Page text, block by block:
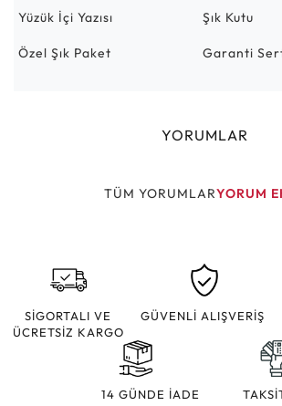
Yüzük İçi Yazısı Şık Kutu
Özel Şık Paket Garanti
YORUMLAR
TÜM YORUMLARYORUM
SİGORTALI VE
ÜCRETSİZ KARGO
GÜVENLİ ALIŞVERİŞ
14 GÜNDE İADE